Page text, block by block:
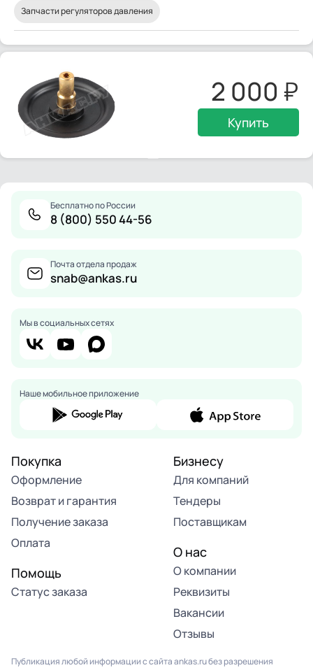
Запчасти регуляторов давления
2 000
Купить
Бесплатно по России
8 (800) 550 44-56
Почта отдела продаж
snab@ankas.ru
Мы в социальных сетях
Наше мобильное приложение
Покупка
Оформление
Возврат и гарантия
Получение заказа
Оплата
Помощь
Статус заказа
Бизнесу
Для компаний
Тендеры
Поставщикам
О нас
О компании
Реквизиты
Вакансии
Отзывы
Публикация любой информации с сайта ankas.ru без разрешения